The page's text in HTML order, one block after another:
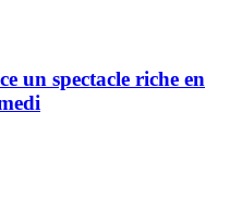
un spectacle riche en